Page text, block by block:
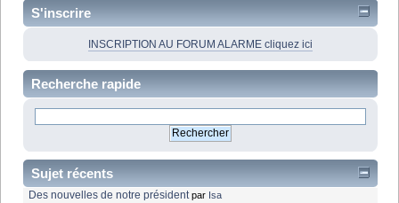
S'inscrire
INSCRIPTION AU FORUM ALARME cliquez ici
Recherche rapide
Sujet récents
Des nouvelles de notre président par Isa